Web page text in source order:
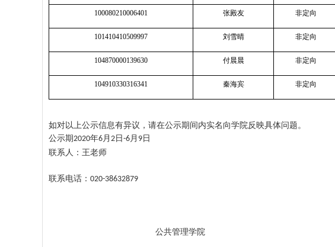
100080210006401 张殿友 非定向
101410410509997 刘雪晴 非定向
104870000139630 付晨晨 非定向
104910330316341 秦海宾 非定向
如对以上公示信息有异议，请在公示期间内实名向学院反映具体问题。
公示期2020年6 月 2日-6 月 9日
联系人：王老师
联系电话： 020-38632879
公共管理学院